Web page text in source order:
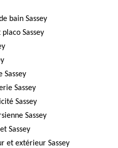
bain Sassey
Sassey
Sassey
Sassey
Sassey
Sassey
Sassey
et extérieur Sassey